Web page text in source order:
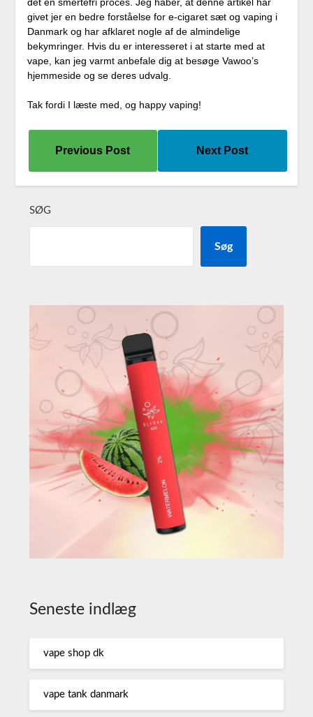
givet jer en bedre forståelse for e-cigaret sæt og vaping i
Danmark og har afklaret nogle af de almindelige
bekymringer. Hvis du er interesseret i at starte med at
vape, kan jeg varmt anbefale dig at besøge Vawoo’s
hjemmeside og se deres udvalg.
Tak fordi I læste med, og happy vaping!
Previous Post Next Post
SØG
Søg
Seneste indlæg
vape shop dk
vape tank danmark